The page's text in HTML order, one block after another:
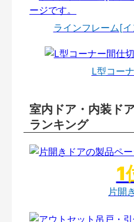
ラインフレーム[
L型コー
室内ドア・内装ド
ランキング
片開